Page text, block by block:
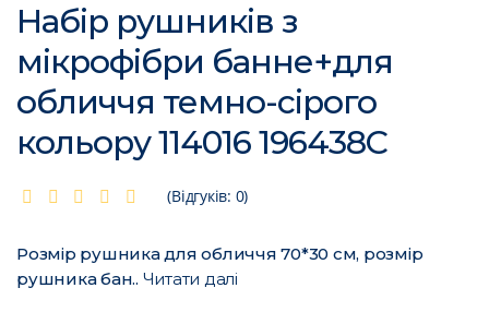
Набір рушників з
мікрофібри банне+для
обличчя темно-сірого
кольору 114016 196438C
(Відгуків: 0)
Розмір рушника для обличчя 70*30 см, розмір
рушника бан.. Читати далі